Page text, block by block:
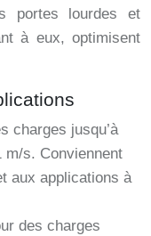
portes lourdes et
à eux, optimisent
charges jusqu’à
m/s. Conviennent
aux applications à
des charges